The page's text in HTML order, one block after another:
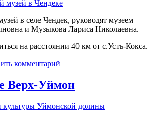
в селе Чендек, руководят музеем
и Музыкова Лариса Николаевна.
на расстоянии 40 км от с.Усть-Кокса.
комментарий
Верх-Уймон